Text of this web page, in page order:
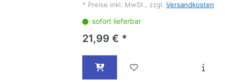
* Preise inkl. MwSt., zzgl. Versandkosten
sofort lieferbar
21,99 € *